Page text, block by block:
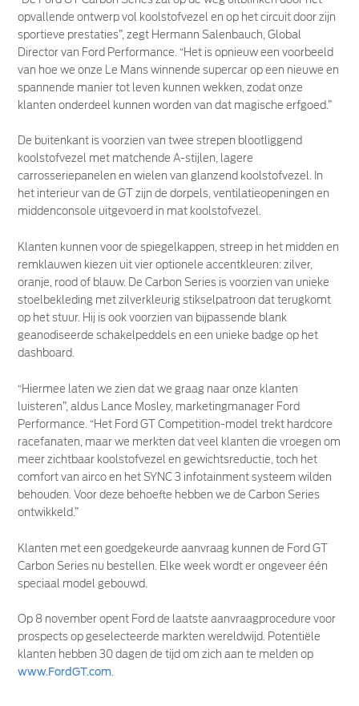
opvallende ontwerp vol koolstofvezel en op het circuit door zijn
sportieve prestaties”, zegt Hermann Salenbauch, Global
Director van Ford Performance. “Het is opnieuw een voorbeeld
van hoe we onze Le Mans winnende supercar op een nieuwe en
spannende manier tot leven kunnen wekken, zodat onze
klanten onderdeel kunnen worden van dat magische erfgoed.”
De buitenkant is voorzien van twee strepen blootliggend
koolstofvezel met matchende A-stijlen, lagere
carrosseriepanelen en wielen van glanzend koolstofvezel. In
het interieur van de GT zijn de dorpels, ventilatieopeningen en
middenconsole uitgevoerd in mat koolstofvezel.
Klanten kunnen voor de spiegelkappen, streep in het midden en
remklauwen kiezen uit vier optionele accentkleuren: zilver,
oranje, rood of blauw. De Carbon Series is voorzien van unieke
stoelbekleding met zilverkleurig stikselpatroon dat terugkomt
op het stuur. Hij is ook voorzien van bijpassende blank
geanodiseerde schakelpeddels en een unieke badge op het
dashboard.
“Hiermee laten we zien dat we graag naar onze klanten
luisteren”, aldus Lance Mosley, marketingmanager Ford
Performance. “Het Ford GT Competition-model trekt hardcore
racefanaten, maar we merkten dat veel klanten die vroegen om
meer zichtbaar koolstofvezel en gewichtsreductie, toch het
comfort van airco en het SYNC 3 infotainment systeem wilden
behouden. Voor deze behoefte hebben we de Carbon Series
ontwikkeld.”
Klanten met een goedgekeurde aanvraag kunnen de Ford GT
Carbon Series nu bestellen. Elke week wordt er ongeveer één
speciaal model gebouwd.
Op 8 november opent Ford de laatste aanvraagprocedure voor
prospects op geselecteerde markten wereldwijd. Potentiële
klanten hebben 30 dagen de tijd om zich aan te melden op
www.FordGT.com.